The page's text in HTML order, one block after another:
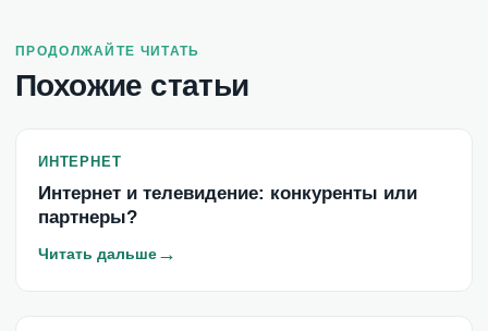
ПРОДОЛЖАЙТЕ ЧИТАТЬ
Похожие статьи
ИНТЕРНЕТ
Интернет и телевидение: конкуренты или
партнеры?
Читать дальше→